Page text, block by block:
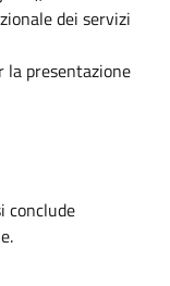
dei servizi
presentazione
conclude